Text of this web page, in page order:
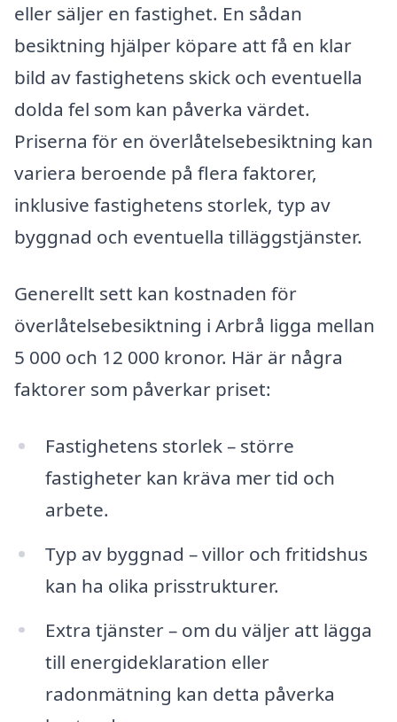
eller säljer en fastighet. En sådan
besiktning hjälper köpare att få en klar
bild av fastighetens skick och eventuella
dolda fel som kan påverka värdet.
Priserna för en överlåtelsebesiktning kan
variera beroende på flera faktorer,
inklusive fastighetens storlek, typ av
byggnad och eventuella tilläggstjänster.
Generellt sett kan kostnaden för
överlåtelsebesiktning i Arbrå ligga mellan
5 000 och 12 000 kronor. Här är några
faktorer som påverkar priset:
Fastighetens storlek – större
fastigheter kan kräva mer tid och
arbete.
Typ av byggnad – villor och fritidshus
kan ha olika prisstrukturer.
Extra tjänster – om du väljer att lägga
till energideklaration eller
radonmätning kan detta påverka